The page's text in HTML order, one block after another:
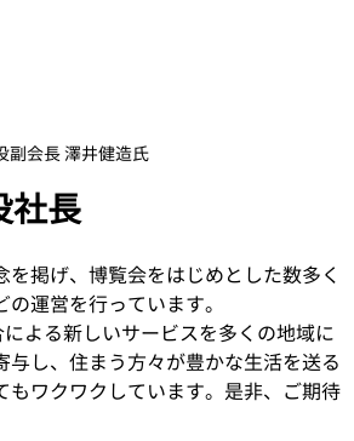
副会長 澤井健造氏
社長
掲げ、博覧会をはじめとした数多く
運営を行っています。
よる新しいサービスを多くの地域に
し、住まう方々が豊かな生活を送る
ワクワクしています。是非、ご期待